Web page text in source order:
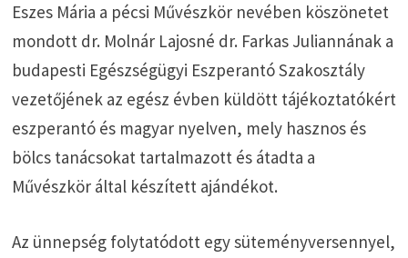
Eszes Mária a pécsi Művészkör nevében köszönetet
mondott dr. Molnár Lajosné dr. Farkas Juliannának a
budapesti Egészségügyi Eszperantó Szakosztály
vezetőjének az egész évben küldött tájékoztatókért
eszperantó és magyar nyelven, mely hasznos és
bölcs tanácsokat tartalmazott és átadta a
Művészkör által készített ajándékot.
Az ünnepség folytatódott egy süteményversennyel,